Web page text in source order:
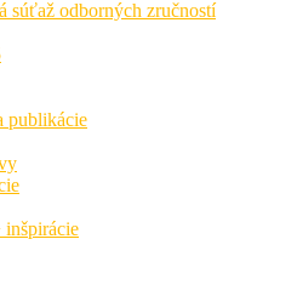
súťaž odborných zručností
publikácie
inšpirácie